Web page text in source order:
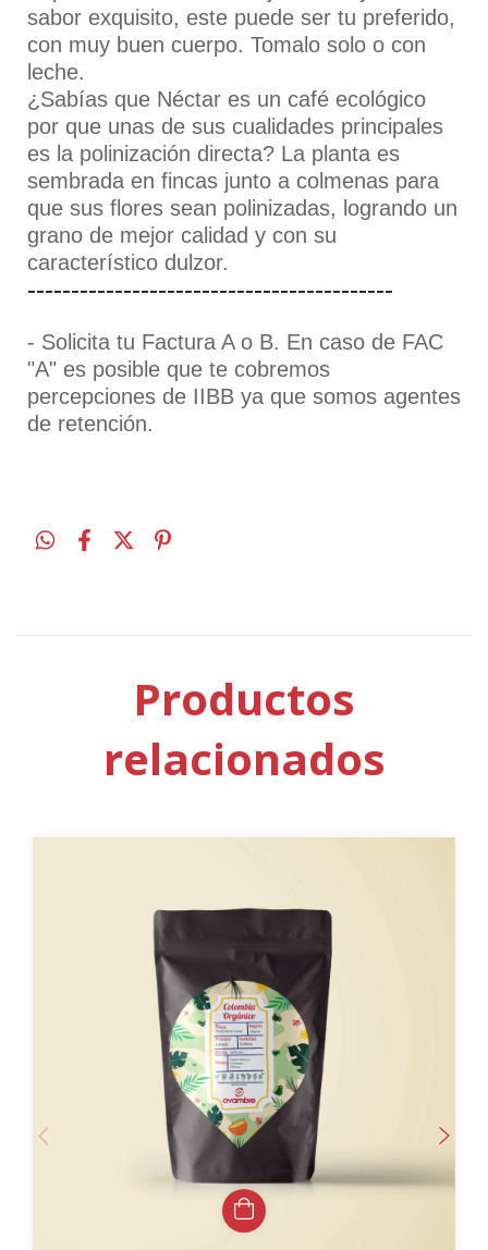
sabor exquisito, este puede ser tu preferido,
con muy buen cuerpo. Tomalo solo o con
leche.
¿Sabías que Néctar es un café ecológico
por que unas de sus cualidades principales
es la polinización directa? La planta es
sembrada en fincas junto a colmenas para
que sus flores sean polinizadas, logrando un
grano de mejor calidad y con su
característico dulzor.
------------------------------------------
- Solicita tu Factura A o B. En caso de FAC
"A" es posible que te cobremos
percepciones de IIBB ya que somos agentes
de retención.
Productos
relacionados